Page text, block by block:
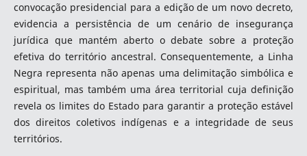
convocação presidencial para a edição de um novo decreto,
evidencia a persistência de um cenário de insegurança
jurídica que mantém aberto o debate sobre a proteção
efetiva do território ancestral. Consequentemente, a Linha
Negra representa não apenas uma delimitação simbólica e
espiritual, mas também uma área territorial cuja definição
revela os limites do Estado para garantir a proteção estável
dos direitos coletivos indígenas e a integridade de seus
territórios.